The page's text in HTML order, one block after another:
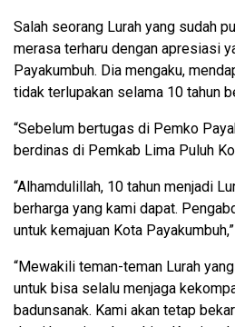
Salah seorang Lurah yang sudah
merasa terharu dengan apresiasi
Payakumbuh. Dia mengaku,
tidak terlupakan selama 10 tahun
“Sebelum bertugas di Pemko
berdinas di Pemkab Lima Puluh
“Alhamdulillah, 10 tahun menjadi
berharga yang kami dapat.
untuk kemajuan Kota
“Mewakili teman-teman Lurah
untuk bisa selalu menjaga
badunsanak. Kami akan tetap